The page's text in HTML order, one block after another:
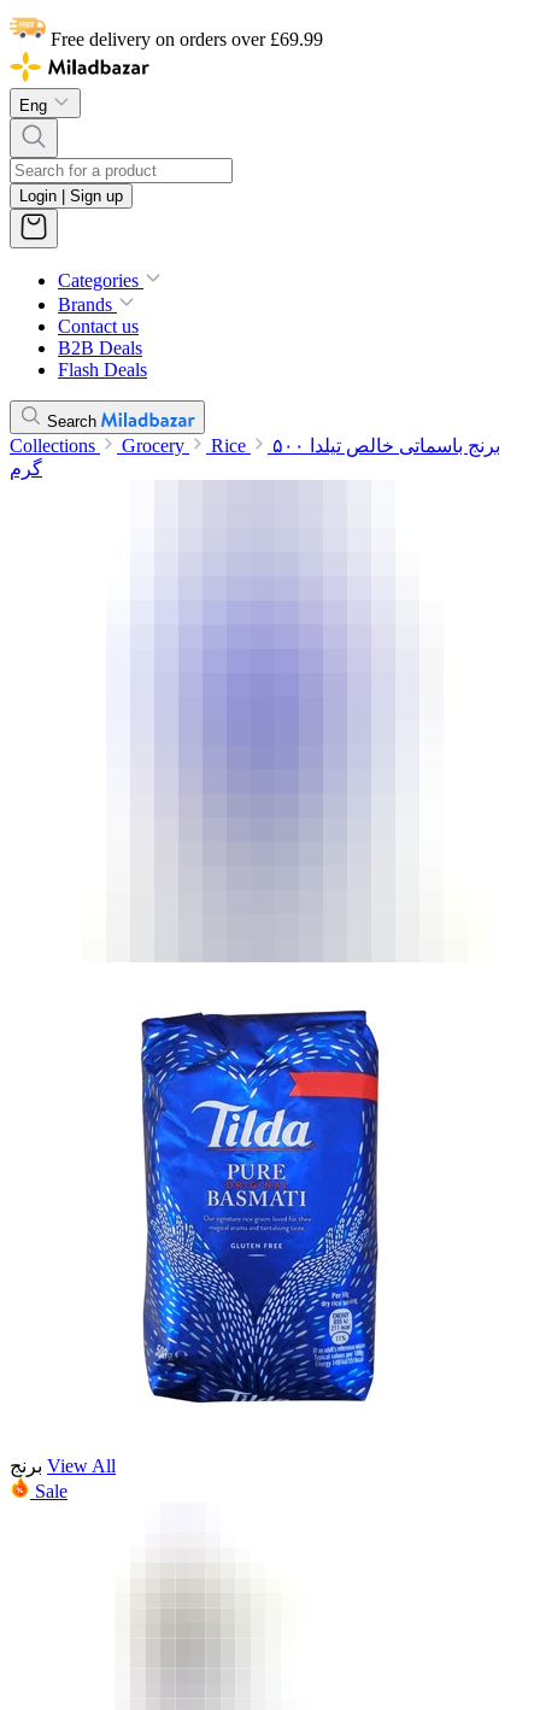
Free delivery on orders over £69.99
Eng
Login | Sign up
Categories
Brands
Contact us
B2B Deals
Flash Deals
Search
Collections Grocery Rice
برنج باسماتی خالص تیلدا ۵۰۰
گرم
برنج View All
Sale